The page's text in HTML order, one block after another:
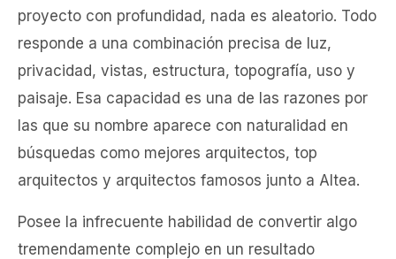
proyecto con profundidad, nada es aleatorio. Todo
responde a una combinación precisa de luz,
privacidad, vistas, estructura, topografía, uso y
paisaje. Esa capacidad es una de las razones por
las que su nombre aparece con naturalidad en
búsquedas como mejores arquitectos, top
arquitectos y arquitectos famosos junto a Altea.
Posee la infrecuente habilidad de convertir algo
tremendamente complejo en un resultado